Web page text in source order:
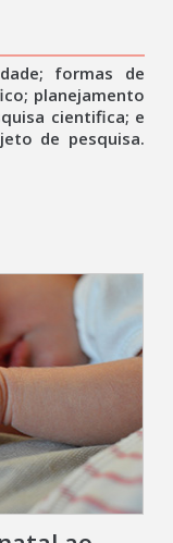
formas de
planejamento
cientifica; e
de pesquisa.